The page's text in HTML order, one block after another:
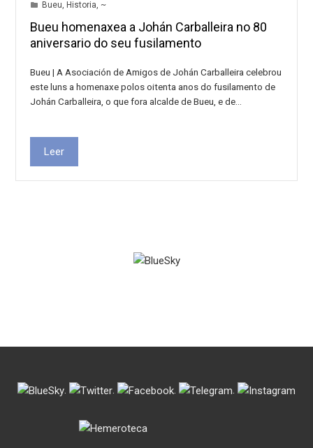
Bueu, Historia, ~
Bueu homenaxea a Johán Carballeira no 80
aniversario do seu fusilamento
Bueu | A Asociación de Amigos de Johán Carballeira celebrou
este luns a homenaxe polos oitenta anos do fusilamento de
Johán Carballeira, o que fora alcalde de Bueu, e de…
Leer
. . . .